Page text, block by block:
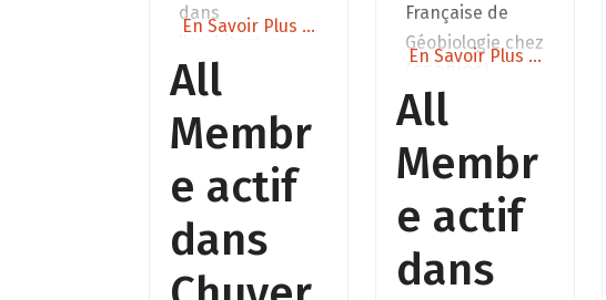
dans
d’intérieur, j’ai
très tôt pris
conscience que
la qualité d’un
lieu ne se limite
pas à son
esthétique, mais
réside dans son
En Savoir Plus ...
All
Membr
e actif
dans
Française de
Géobiologie chez
Numéro de
CARTE
PROFESSIONNEL
N° 460 N° SIRET
952 578 326
Description de
Géobiologie :
En Savoir Plus ...
All
Membr
e actif
dans